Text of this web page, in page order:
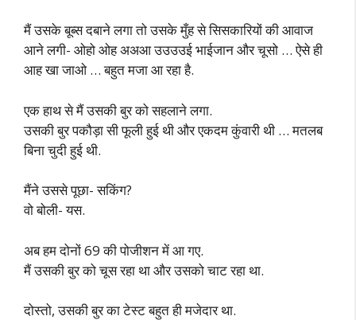
मैं उसके बूब्स दबाने लगा तो उसके मुँह से सिसकारियों की आवाज
आने लगी- ओहो ओह अअआ उउउउई भाईजान और चूसो … ऐसे ही
आह खा जाओ … बहुत मजा आ रहा है.
एक हाथ से मैं उसकी बुर को सहलाने लगा.
उसकी बुर पकौड़ा सी फूली हुई थी और एकदम कुंवारी थी … मतलब
बिना चुदी हुई थी.
मैंने उससे पूछा- सकिंग?
वो बोली- यस.
अब हम दोनों 69 की पोजीशन में आ गए.
मैं उसकी बुर को चूस रहा था और उसको चाट रहा था.
दोस्तो, उसकी बुर का टेस्ट बहुत ही मजेदार था.